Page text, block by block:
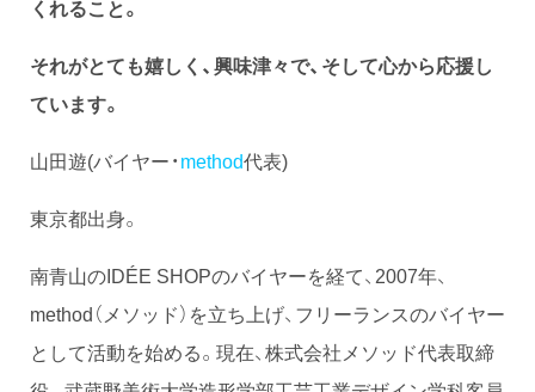
くれること。
それがとても嬉しく、興味津々で、そして心から応援し
ています。
山田遊(バイヤー・method代表)
東京都出身。
南青山のIDÉE SHOPのバイヤーを経て、2007年、
method（メソッド）を立ち上げ、フリーランスのバイヤー
として活動を始める。現在、株式会社メソッド代表取締